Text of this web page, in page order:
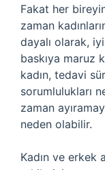
Fakat her
zaman
dayalı olarak,
baskıya maruz
kadın, tedavi
sorumlulukları
zaman
neden olabilir.
Kadın ve erkek